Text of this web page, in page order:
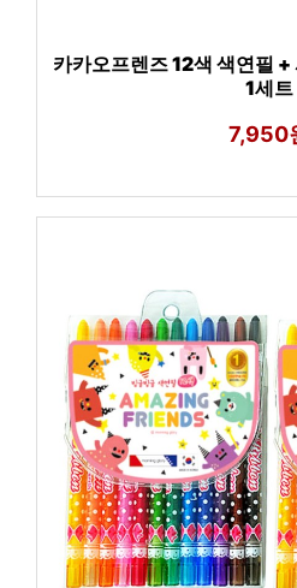
카카오프렌즈 12색 색연필
1세트
7,950